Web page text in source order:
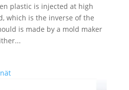
plastic is injected at high
which is the inverse of the
is made by a mold maker